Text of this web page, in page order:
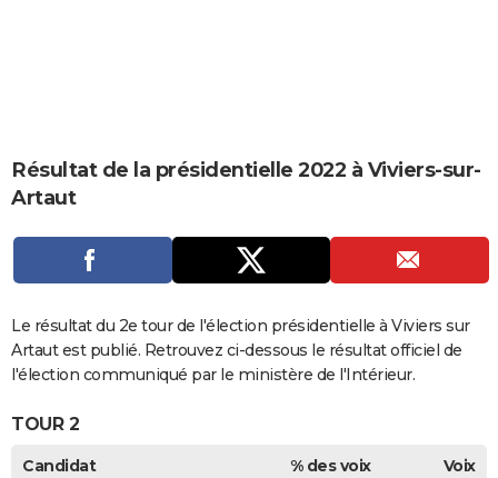
CARTE DE VOEUX
Carte de Noël
Carte Bonne année
Carte Saint-Valentin
Carte Pâques
Carte d'anniversaire
DICTIONNAIRE
Dictionnaire
Biographies
Expressions
Proverbes
PROGRAMME TV
S'inscrire
Se connecter
Lycées
Collèges
Primaires
Universités
Entreprises
Service militaire
Avis de recherche
AVIS DE DÉCÈS
Bricolage
Lifestyle
Culture
Sport
Auto
Television
Voyage
Cinema
Résultat de la présidentielle 2022 à Viviers-sur-
Artaut
Le résultat du 2e tour de l'élection présidentielle à Viviers sur
Artaut est publié. Retrouvez ci-dessous le résultat officiel de
l'élection communiqué par le ministère de l'Intérieur.
TOUR 2
Candidat % des voix
Voix